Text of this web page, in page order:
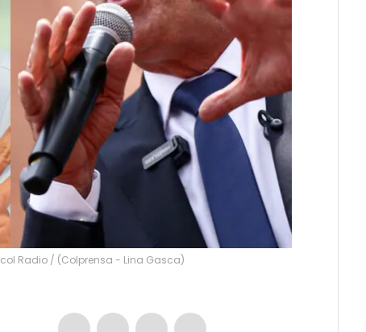
Radio / (Colprensa - Lina Gasca)